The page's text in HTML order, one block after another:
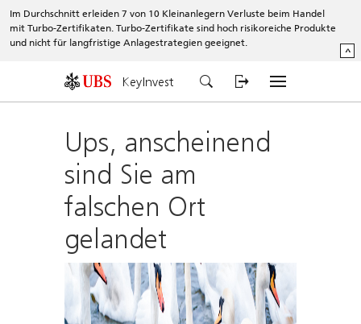
Im Durchschnitt erleiden 7 von 10 Kleinanlegern Verluste beim Handel
mit Turbo-Zertifikaten. Turbo-Zertifikate sind hoch risikoreiche Produkte
und nicht für langfristige Anlagestrategien geeignet.
^
KeyInvest
Ups, anscheinend
sind Sie am
falschen Ort
gelandet